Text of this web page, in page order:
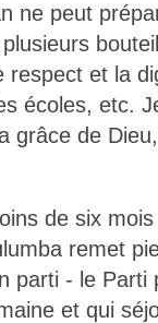
ne peut
et la
écoles, etc.
grâce de
de six
remet
parti - le Parti
et qui